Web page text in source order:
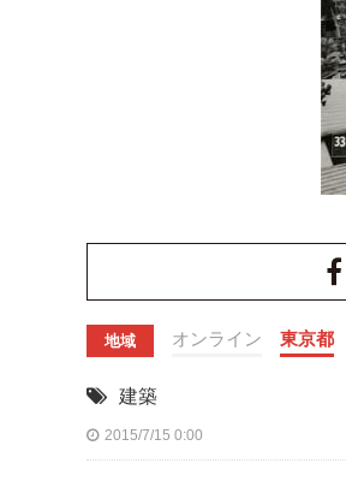
地域 オンライン 東京都
建築
2015/7/15 0:00